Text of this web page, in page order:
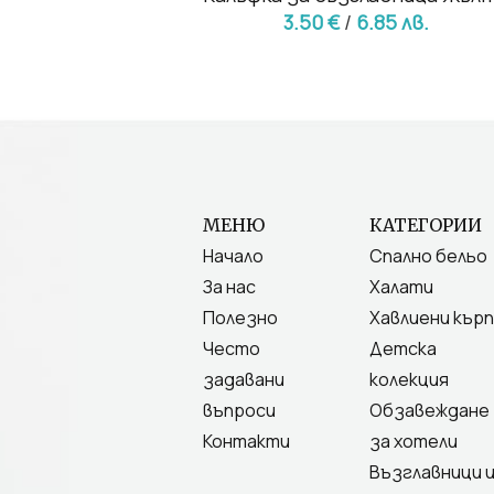
3.50 € / 6.85 лв.
МЕНЮ
Начало
За нас
Полезно
Често
задавани
въпроси
Контакти
КАТЕГОРИИ
Спално бельо
Халати
Хавлиени
Детска
колекция
Обзавеждане
за хотели
Възглавници и